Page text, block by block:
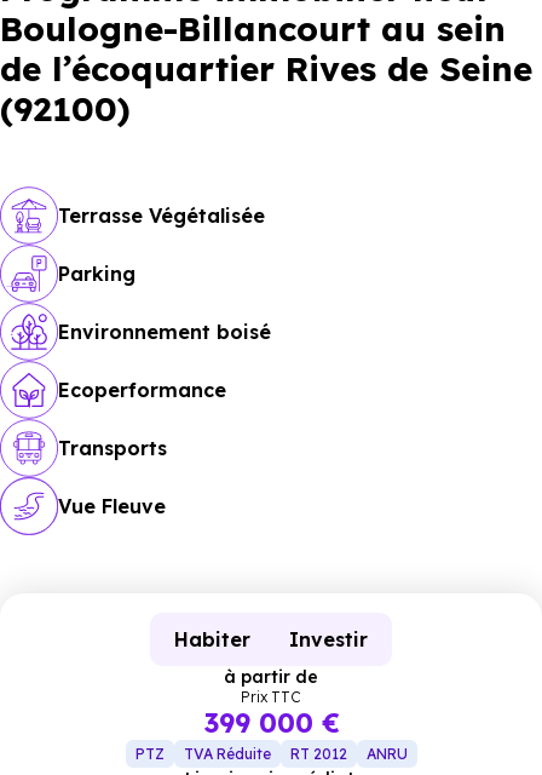
Boulogne-Billancourt au sein
de l’écoquartier Rives de Seine
(92100)
Terrasse Végétalisée
Parking
Environnement boisé
Ecoperformance
Transports
Vue Fleuve
Habiter Investir
à partir de
Prix TTC
399 000 €
PTZ TVA Réduite RT 2012 ANRU